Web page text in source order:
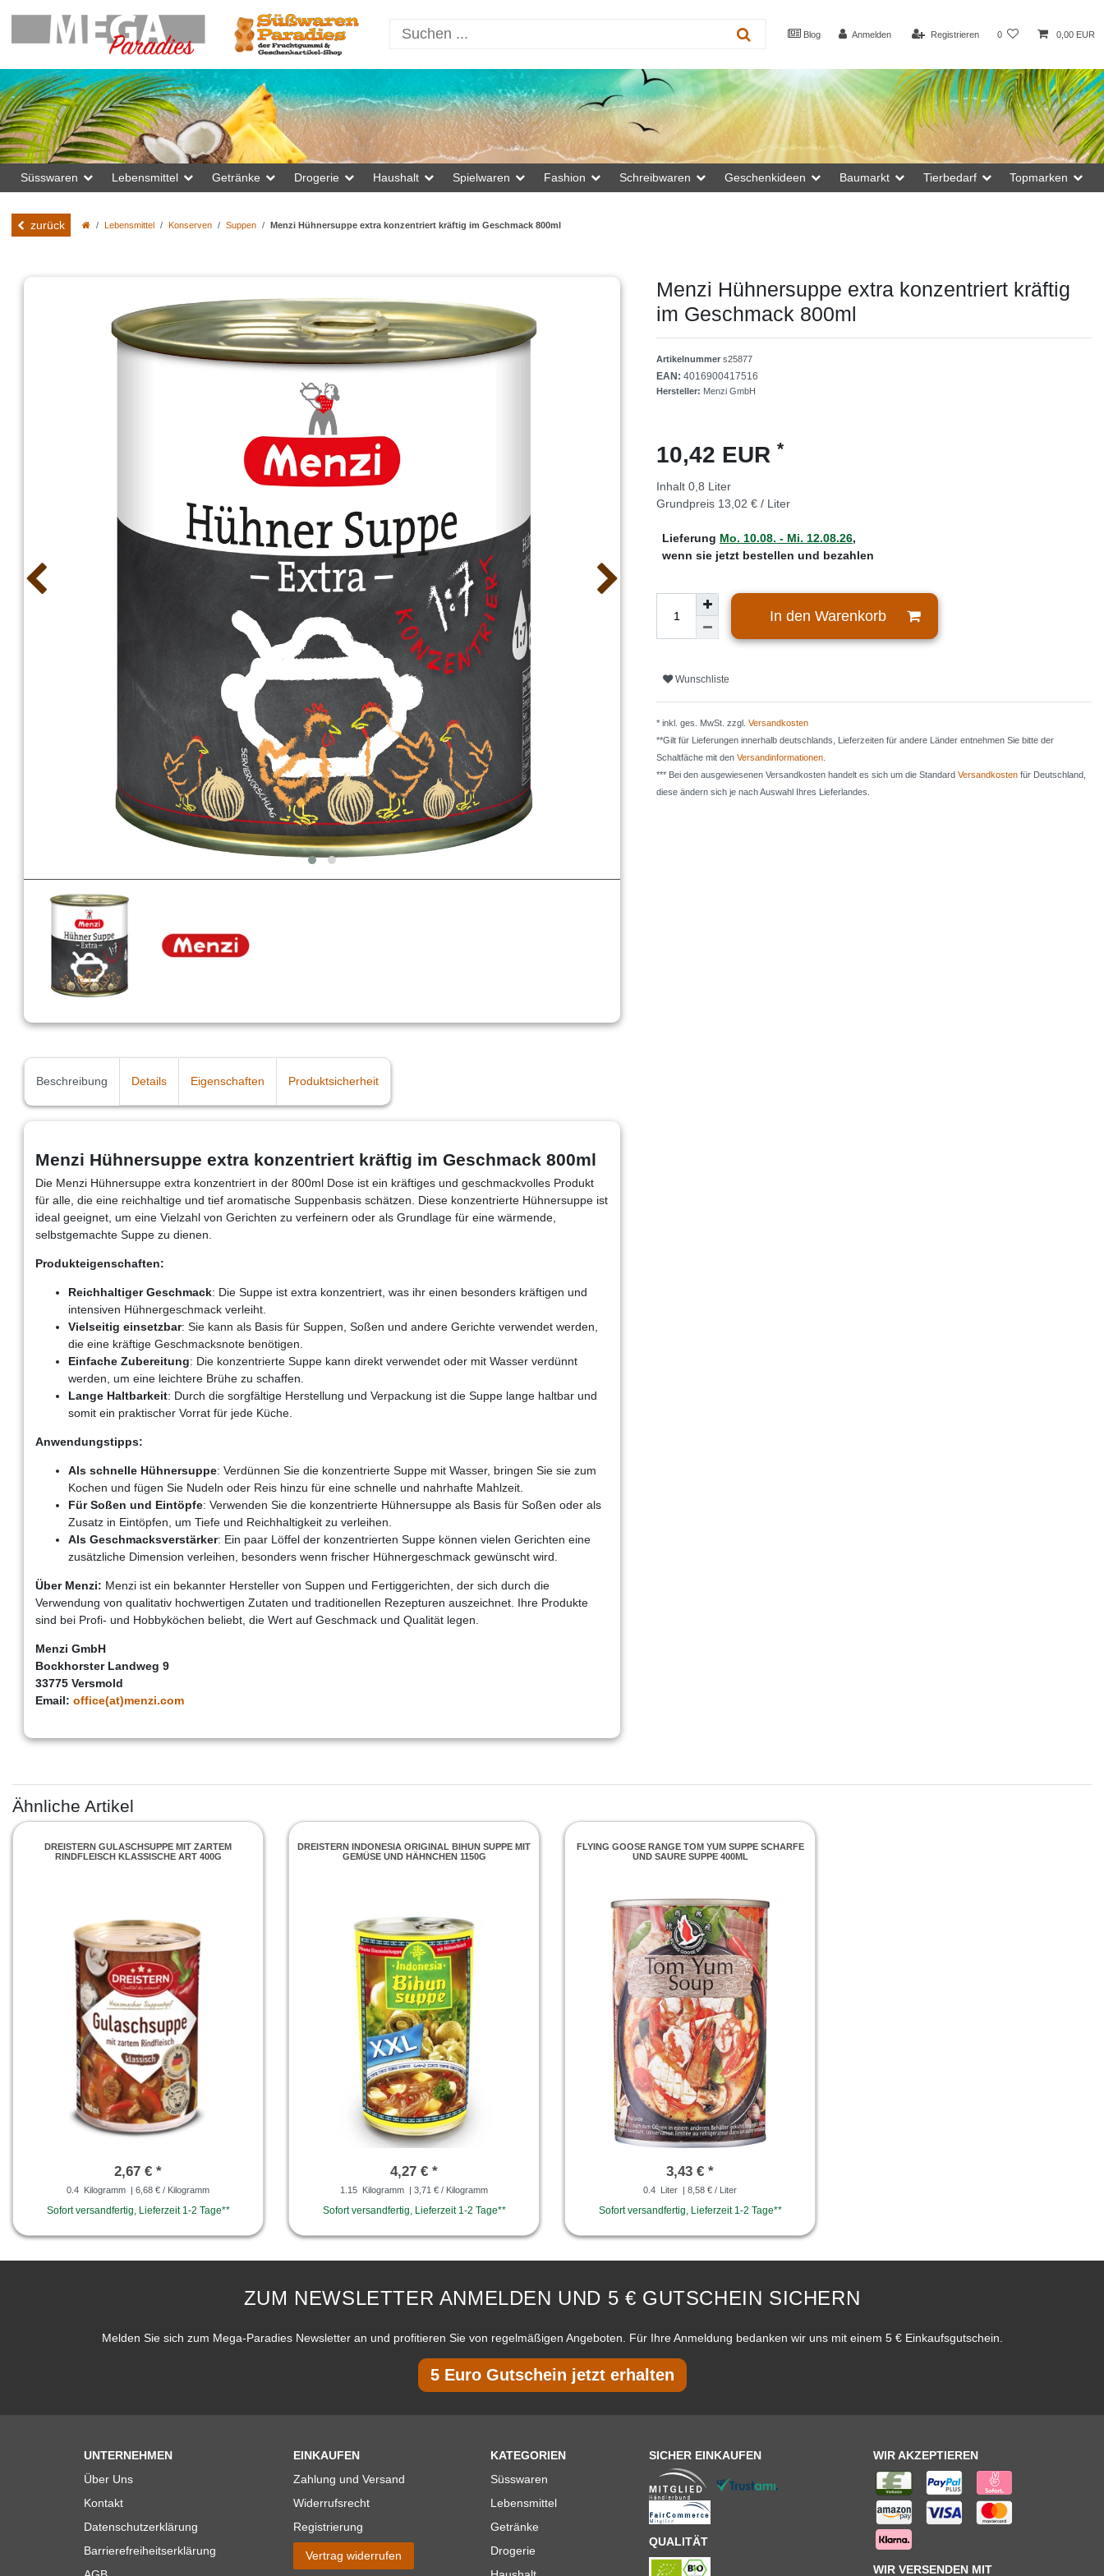
Blog Anmelden Registrieren 0 0,00 EUR
Süsswaren Lebensmittel Getränke Drogerie Haushalt Spielwaren Fashion Schreibwaren Geschenkideen Baumarkt Tierbedarf Topmarken
zurück Lebensmittel Konserven Suppen Menzi Hühnersuppe extra konzentriert kräftig im Geschmack 800ml
Menzi Hühnersuppe extra konzentriert kräftig
im Geschmack 800ml
Artikelnummer s25877
EAN: 4016900417516
Hersteller: Menzi GmbH
10,42 EUR *
Inhalt 0,8 Liter
Grundpreis 13,02 € / Liter
Lieferung Mo. 10.08. - Mi. 12.08.26,
wenn sie jetzt bestellen und bezahlen
In den Warenkorb
Wunschliste
* inkl. ges. MwSt. zzgl. Versandkosten
**Gilt für Lieferungen innerhalb deutschlands, Lieferzeiten für andere Länder entnehmen Sie bitte der
Schaltfäche mit den Versandinformationen
*** Bei den ausgewiesenen Versandkosten handelt es sich um die Standard Versandkosten für Deutschland,
diese ändern sich je nach Auswahl Ihres Lieferlandes.
Beschreibung Details Eigenschaften Produktsicherheit
Menzi Hühnersuppe extra konzentriert kräftig im Geschmack 800ml
Die Menzi Hühnersuppe extra konzentriert in der 800ml Dose ist ein kräftiges und geschmackvolles Produkt
für alle, die eine reichhaltige und tief aromatische Suppenbasis schätzen. Diese konzentrierte Hühnersuppe ist
ideal geeignet, um eine Vielzahl von Gerichten zu verfeinern oder als Grundlage für eine wärmende,
selbstgemachte Suppe zu dienen.
Produkteigenschaften:
Reichhaltiger Geschmack: Die Suppe ist extra konzentriert, was ihr einen besonders kräftigen und
intensiven Hühnergeschmack verleiht.
Vielseitig einsetzbar: Sie kann als Basis für Suppen, Soßen und andere Gerichte verwendet werden,
die eine kräftige Geschmacksnote benötigen.
Einfache Zubereitung: Die konzentrierte Suppe kann direkt verwendet oder mit Wasser verdünnt
werden, um eine leichtere Brühe zu schaffen.
Lange Haltbarkeit: Durch die sorgfältige Herstellung und Verpackung ist die Suppe lange haltbar und
somit ein praktischer Vorrat für jede Küche.
Anwendungstipps:
Als schnelle Hühnersuppe: Verdünnen Sie die konzentrierte Suppe mit Wasser, bringen Sie sie zum
Kochen und fügen Sie Nudeln oder Reis hinzu für eine schnelle und nahrhafte Mahlzeit.
Für Soßen und Eintöpfe: Verwenden Sie die konzentrierte Hühnersuppe als Basis für Soßen oder als
Zusatz in Eintöpfen, um Tiefe und Reichhaltigkeit zu verleihen.
Als Geschmacksverstärker: Ein paar Löffel der konzentrierten Suppe können vielen Gerichten eine
zusätzliche Dimension verleihen, besonders wenn frischer Hühnergeschmack gewünscht wird.
Über Menzi: Menzi ist ein bekannter Hersteller von Suppen und Fertiggerichten, der sich durch die
Verwendung von qualitativ hochwertigen Zutaten und traditionellen Rezepturen auszeichnet. Ihre Produkte
sind bei Profi- und Hobbyköchen beliebt, die Wert auf Geschmack und Qualität legen.
Menzi GmbH
Bockhorster Landweg 9
33775 Versmold
Email: office(at)menzi.com
Ähnliche Artikel
DREISTERN GULASCHSUPPE MIT ZARTEM
RINDFLEISCH KLASSISCHE ART 400G
2,67 € *
0.4 Kilogramm | 6,68 € / Kilogramm
Sofort versandfertig, Lieferzeit 1-2 Tage**
DREISTERN INDONESIA ORIGINAL BIHUN SUPPE MIT
GEMÜSE UND HÄHNCHEN 1150G
4,27 € *
1.15 Kilogramm | 3,71 € / Kilogramm
Sofort versandfertig, Lieferzeit 1-2 Tage**
FLYING GOOSE RANGE TOM YUM SUPPE SCHARFE
UND SAURE SUPPE 400ML
3,43 € *
0.4 Liter | 8,58 € / Liter
Sofort versandfertig, Lieferzeit 1-2 Tage**
ZUM NEWSLETTER ANMELDEN UND 5 € GUTSCHEIN SICHERN
Melden Sie sich zum Mega-Paradies Newsletter an und profitieren Sie von regelmäßigen Angeboten. Für Ihre Anmeldung bedanken wir uns mit einem 5 € Einkaufsgutschein.
5 Euro Gutschein jetzt erhalten
UNTERNEHMEN
Über Uns
Kontakt
Datenschutzerklärung
Barrierefreiheitserklärung
EINKAUFEN
Zahlung und Versand
Widerrufsrecht
Registrierung
Vertrag widerrufen
KATEGORIEN
Süsswaren
Lebensmittel
Getränke
Drogerie
SICHER EINKAUFEN
QUALITÄT
WIR AKZEPTIEREN
WIR VERSENDEN MIT